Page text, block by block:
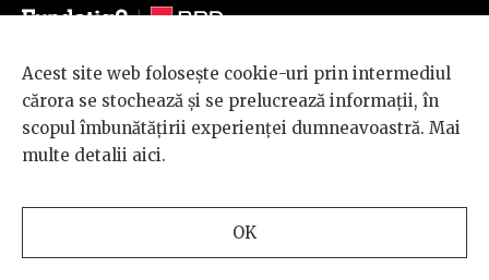
© 2026 BRD Groupe Société Générale, toate drepturile rezervate.
Scena 9 este un proiect sustinut de
BRD GROUPE SOCIÉTÉ
GÉNÉRALE
Acest site web folosește cookie-uri prin intermediul
cărora se stochează și se prelucrează informații, în
scopul îmbunătățirii experienței dumneavoastră. Mai
multe detalii aici.
OK